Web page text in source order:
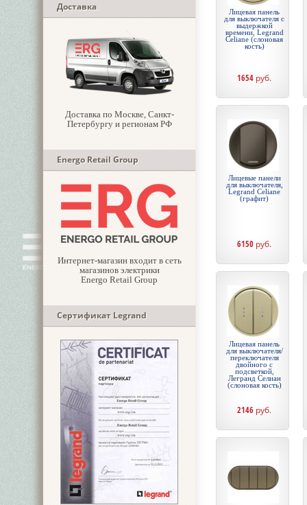
Доставка
Доставка по Москве, Санкт-
Петербургу и регионам РФ
Energo Retail Group
Интернет-магазин входит в сеть
магазинов электрики
Energo Retail Group
Сертификат Legrand
Лицевая панель
для выключателя с
выдержкой
времени, Legrand
Celiane (слоновая
кость)
1654 руб.
Лицевые панели
для выключателя,
Legrand Celiane
(графит)
6150 руб.
Лицевая панель
для выключателя/
переключателя
двойного с
подсветкой,
Легранд Селиан
(слоновая кость)
2146 руб.